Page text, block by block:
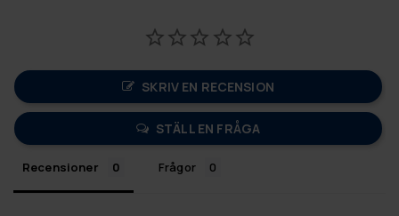
SKRIV EN RECENSION
STÄLL EN FRÅGA
Recensioner Frågor